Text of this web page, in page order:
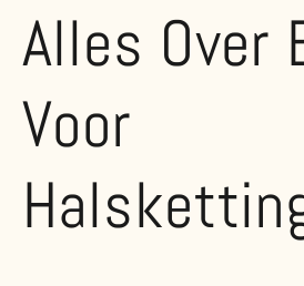
Alles Over
Voor